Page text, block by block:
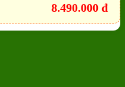
8.490.000 đ